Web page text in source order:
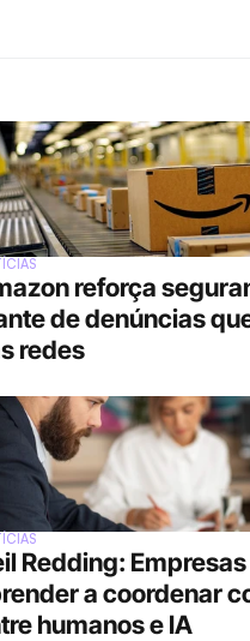
reforça
de denúncias
redes
Redding:
a coordenar
humanos e IA